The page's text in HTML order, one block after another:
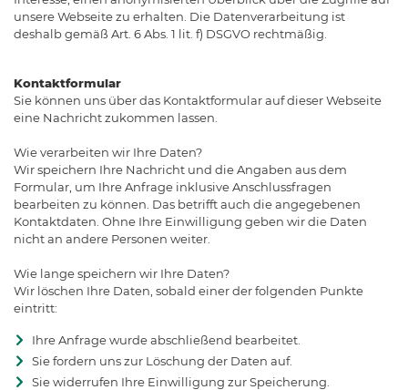
unsere Webseite zu erhalten. Die Datenverarbeitung ist
deshalb gemäß Art. 6 Abs. 1 lit. f) DSGVO rechtmäßig.
Kontaktformular
Sie können uns über das Kontaktformular auf dieser Webseite
eine Nachricht zukommen lassen.
Wie verarbeiten wir Ihre Daten?
Wir speichern Ihre Nachricht und die Angaben aus dem
Formular, um Ihre Anfrage inklusive Anschlussfragen
bearbeiten zu können. Das betrifft auch die angegebenen
Kontaktdaten. Ohne Ihre Einwilligung geben wir die Daten
nicht an andere Personen weiter.
Wie lange speichern wir Ihre Daten?
Wir löschen Ihre Daten, sobald einer der folgenden Punkte
eintritt:
Ihre Anfrage wurde abschließend bearbeitet.
Sie fordern uns zur Löschung der Daten auf.
Sie widerrufen Ihre Einwilligung zur Speicherung.